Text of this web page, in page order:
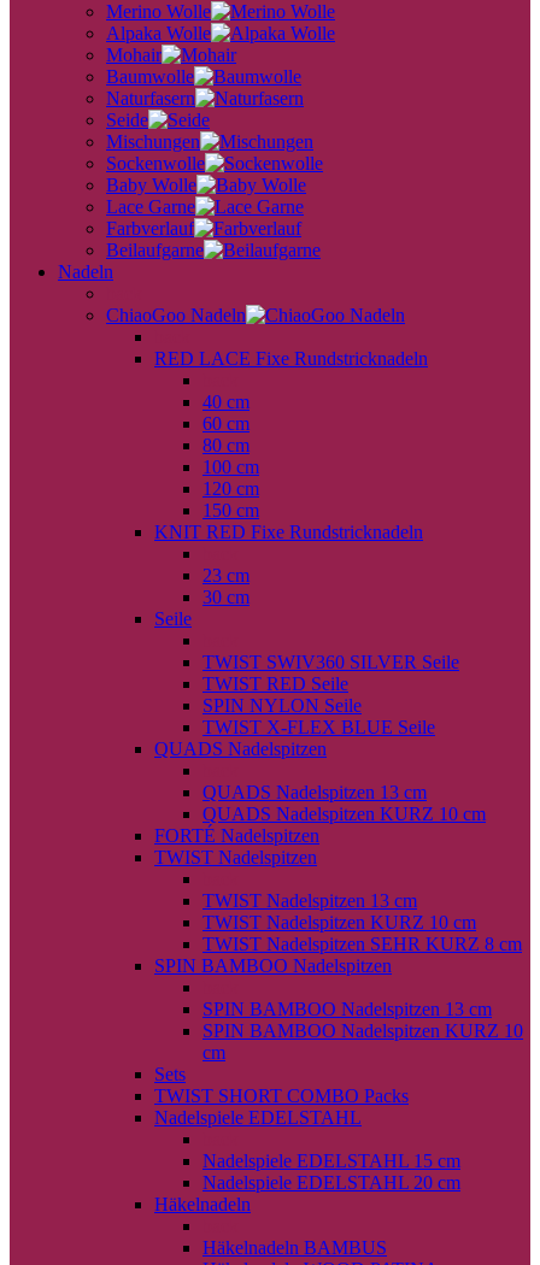
Merino Wolle
Alpaka Wolle
Mohair
Baumwolle
Naturfasern
Seide
Mischungen
Sockenwolle
Baby Wolle
Lace Garne
Farbverlauf
Beilaufgarne
Nadeln
ChiaoGoo Nadeln
RED LACE Fixe Rundstricknadeln
40 cm
60 cm
80 cm
100 cm
120 cm
150 cm
KNIT RED Fixe Rundstricknadeln
23 cm
30 cm
Seile
TWIST SWIV360 SILVER Seile
TWIST RED Seile
SPIN NYLON Seile
TWIST X-FLEX BLUE Seile
QUADS Nadelspitzen
QUADS Nadelspitzen 13 cm
QUADS Nadelspitzen KURZ 10 cm
FORTÉ Nadelspitzen
TWIST Nadelspitzen
TWIST Nadelspitzen 13 cm
TWIST Nadelspitzen KURZ 10 cm
TWIST Nadelspitzen SEHR KURZ 8 cm
SPIN BAMBOO Nadelspitzen
SPIN BAMBOO Nadelspitzen 13 cm
SPIN BAMBOO Nadelspitzen KURZ 10
cm
Sets
TWIST SHORT COMBO Packs
Nadelspiele EDELSTAHL
Nadelspiele EDELSTAHL 15 cm
Nadelspiele EDELSTAHL 20 cm
Häkelnadeln
Häkelnadeln BAMBUS